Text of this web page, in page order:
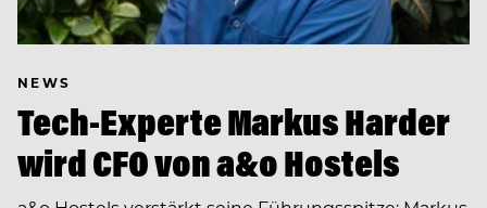
NEWS
Tech-Experte Markus Harder
wird CFO von a&o Hostels